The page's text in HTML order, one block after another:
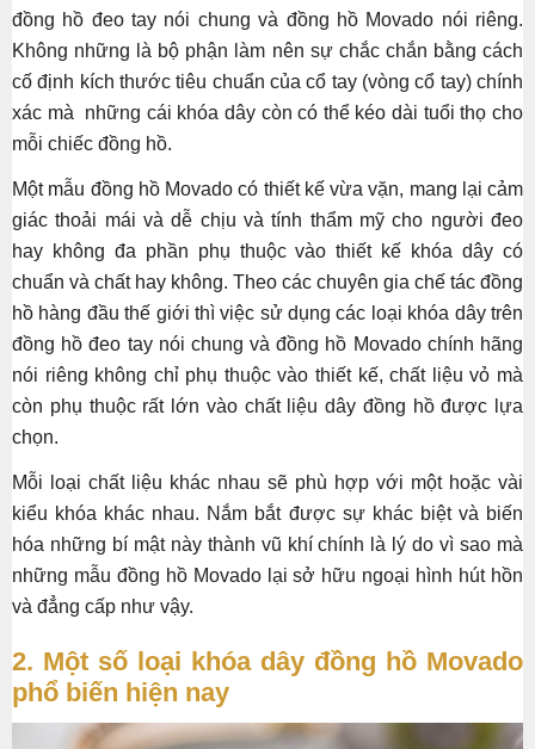
đồng hồ đeo tay nói chung và đồng hồ Movado nói riêng.
Không những là bộ phận làm nên sự chắc chắn bằng cách
cố định kích thước tiêu chuẩn của cổ tay (vòng cổ tay) chính
xác mà những cái khóa dây còn có thể kéo dài tuổi thọ cho
mỗi chiếc đồng hồ.
Một mẫu đồng hồ Movado có thiết kế vừa vặn, mang lại cảm
giác thoải mái và dễ chịu và tính thẩm mỹ cho người đeo
hay không đa phần phụ thuộc vào thiết kế khóa dây có
chuẩn và chất hay không. Theo các chuyên gia chế tác đồng
hồ hàng đầu thế giới thì việc sử dụng các loại khóa dây trên
đồng hồ đeo tay nói chung và đồng hồ Movado chính hãng
nói riêng không chỉ phụ thuộc vào thiết kế, chất liệu vỏ mà
còn phụ thuộc rất lớn vào chất liệu dây đồng hồ được lựa
chọn.
Mỗi loại chất liệu khác nhau sẽ phù hợp với một hoặc vài
kiểu khóa khác nhau. Nắm bắt được sự khác biệt và biến
hóa những bí mật này thành vũ khí chính là lý do vì sao mà
những mẫu đồng hồ Movado lại sở hữu ngoại hình hút hồn
và đẳng cấp như vậy.
2. Một số loại khóa dây đồng hồ Movado
phổ biến hiện nay